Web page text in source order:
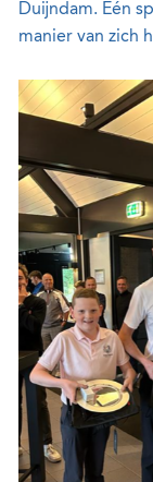
Duijndam. Eén
manier van zich